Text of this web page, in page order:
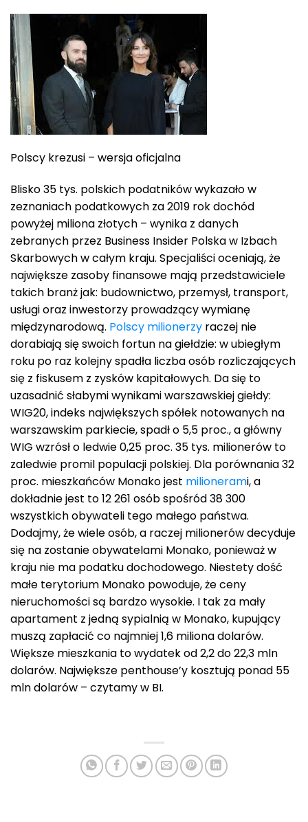
Polscy krezusi – wersja oficjalna
Blisko 35 tys. polskich podatników wykazało w
zeznaniach podatkowych za 2019 rok dochód
powyżej miliona złotych – wynika z danych
zebranych przez Business Insider Polska w Izbach
Skarbowych w całym kraju. Specjaliści oceniają, że
największe zasoby finansowe mają przedstawiciele
takich branż jak: budownictwo, przemysł, transport,
usługi oraz inwestorzy prowadzący wymianę
międzynarodową. Polscy milionerzy raczej nie
dorabiają się swoich fortun na giełdzie: w ubiegłym
roku po raz kolejny spadła liczba osób rozliczających
się z fiskusem z zysków kapitałowych. Da się to
uzasadnić słabymi wynikami warszawskiej giełdy:
WIG20, indeks największych spółek notowanych na
warszawskim parkiecie, spadł o 5,5 proc., a główny
WIG wzrósł o ledwie 0,25 proc. 35 tys. milionerów to
zaledwie promil populacji polskiej. Dla porównania 32
proc. mieszkańców Monako jest milionerami, a
dokładnie jest to 12 261 osób spośród 38 300
wszystkich obywateli tego małego państwa.
Dodajmy, że wiele osób, a raczej milionerów decyduje
się na zostanie obywatelami Monako, ponieważ w
kraju nie ma podatku dochodowego. Niestety dość
małe terytorium Monako powoduje, że ceny
nieruchomości są bardzo wysokie. I tak za mały
apartament z jedną sypialnią w Monako, kupujący
muszą zapłacić co najmniej 1,6 miliona dolarów.
Większe mieszkania to wydatek od 2,2 do 22,3 mln
dolarów. Największe penthouse’y kosztują ponad 55
mln dolarów – czytamy w BI.